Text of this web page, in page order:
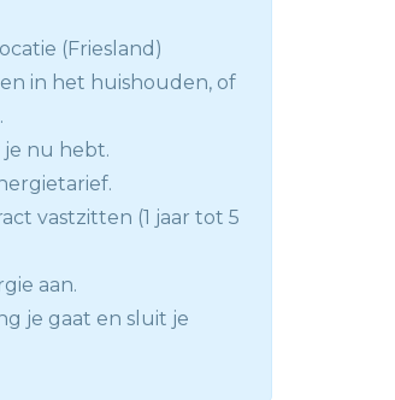
(Friesland)
in het huishouden, of
nu hebt.
vastzitten (1 jaar tot 5
aan.
je gaat en sluit je